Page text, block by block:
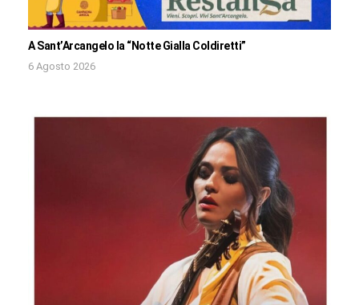
A Sant’Arcangelo la “Notte Gialla Coldiretti”
6 Agosto 2026